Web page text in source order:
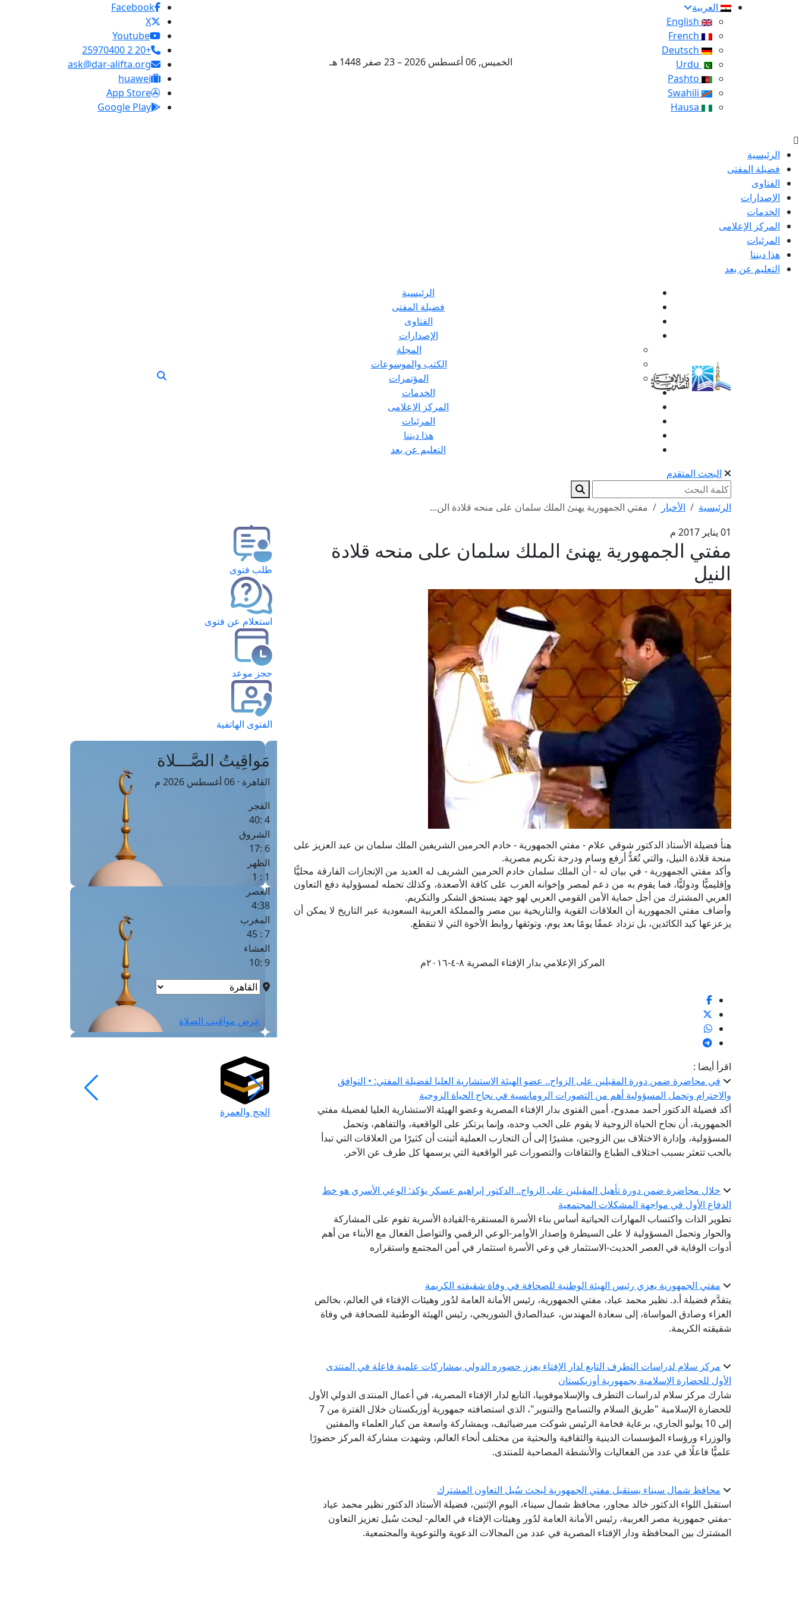
العربية
الخميس, 06 أغسطس 2026 – 23 صفر 1448 هـ
Facebook
X
Youtube
+20 2 25970400
ask@dar-alifta.org
huawei
App Store
Google Play
الرئيسية
فضيلة المفتى
الفتاوى
الإصدارات
الخدمات
المركز الإعلامى
المرئيات
هذا ديننا
التعليم عن بعد
الرئيسية
فضيلة المفتى
الفتاوى
الإصدارات
المجلة
الكتب والموسوعات
المؤتمرات
الخدمات
المركز الإعلامى
المرئيات
هذا ديننا
التعليم عن بعد
البحث المتقدم
الرئيسية الأخبار
مفتي الجمهورية يهنئ الملك سلمان على منحه قلادة الن...
01 يناير 2017 م
مفتي الجمهورية يهنئ الملك سلمان على منحه قلادة
النيل
هنأ فضيلة الأستاذ الدكتور شوقي علام - مفتي الجمهورية - خادم الحرمين الشريفين الملك سلمان بن عبد العزيز على
منحة قلادة النيل، والتي تُعَدُّ أرفع وسام ودرجة تكريم مصرية.
وأكد مفتي الجمهورية - في بيان له - أن الملك سلمان خادم الحرمين الشريف له العديد من الإنجازات الفارقة محليًّا
وإقليميًّا ودوليًّا، فما يقوم به من دعم لمصر وإخوانه العرب على كافة الأصعدة، وكذلك تحمله لمسؤولية دفع التعاون
العربي المشترك من أجل حماية الأمن القومي العربي لهو جهد يستحق الشكر والتكريم.
وأضاف مفتي الجمهورية أن العلاقات القوية والتاريخية بين مصر والمملكة العربية السعودية عبر التاريخ لا يمكن أن
يزعزعها كيد الكائدين، بل تزداد عمقًا يومًا بعد يوم، وتوثقها روابط الأخوة التي لا تنقطع.
المركز الإعلامي بدار الإفتاء المصرية ٨-٤-٢٠١٦م
اقرأ أيضا :
في محاضرة ضمن دورة المقبلين على الزواج.. عضو الهيئة الاستشارية العليا لفضيلة المفتي: • التوافق
والاحترام وتحمل المسؤولية أهم من التصورات الرومانسية في نجاح الحياة الزوجية
أكد فضيلة الدكتور أحمد ممدوح، أمين الفتوى بدار الإفتاء المصرية وعضو الهيئة الاستشارية العليا لفضيلة مفتي
الجمهورية، أن نجاح الحياة الزوجية لا يقوم على الحب وحده، وإنما يرتكز على الواقعية، والتفاهم، وتحمل
المسؤولية، وإدارة الاختلاف بين الزوجين، مشيرًا إلى أن التجارب العملية أثبتت أن كثيرًا من العلاقات التي تبدأ
بالحب تتعثر بسبب اختلاف الطباع والثقافات والتصورات غير الواقعية التي يرسمها كل طرف عن الآخر.
خلال محاضرة ضمن دورة تأهيل المقبلين على الزواج.. الدكتور إبراهيم عسكر يؤكد: الوعي الأسري هو خط
الدفاع الأول في مواجهة المشكلات المجتمعية
تطوير الذات واكتساب المهارات الحياتية أساس بناء الأسرة المستقرة-القيادة الأسرية تقوم على المشاركة
والحوار وتحمل المسؤولية لا على السيطرة وإصدار الأوامر-الوعي الرقمي والتواصل الفعال مع الأبناء من أهم
أدوات الوقاية في العصر الحديث-الاستثمار في وعي الأسرة استثمار في أمن المجتمع واستقراره
مفتي الجمهورية يعزي رئيس الهيئة الوطنية للصحافة في وفاة شقيقته الكريمة
يتقدَّم فضيلة أ.د. نظير محمد عياد، مفتي الجمهورية، رئيس الأمانة العامة لدُور وهيئات الإفتاء في العالم، بخالص
العزاء وصادق المواساة، إلى سعادة المهندس، عبدالصادق الشوربجي، رئيس الهيئة الوطنية للصحافة في وفاة
شقيقته الكريمة.
مركز سلام لدراسات التطرف التابع لدار الإفتاء يعزز حضوره الدولي بمشاركات علمية فاعلة في المنتدى
الأول للحضارة الإسلامية بجمهورية أوزبكستان
شارك مركز سلام لدراسات التطرف والإسلاموفوبيا، التابع لدار الإفتاء المصرية، في أعمال المنتدى الدولي الأول
للحضارة الإسلامية "طريق السلام والتسامح والتنوير"، الذي استضافته جمهورية أوزبكستان خلال الفترة من 7
إلى 10 يوليو الجاري، برعاية فخامة الرئيس شوكت ميرضيائيف، وبمشاركة واسعة من كبار العلماء والمفتين
والوزراء ورؤساء المؤسسات الدينية والثقافية والبحثية من مختلف أنحاء العالم، وشهدت مشاركة المركز حضورًا
علميًّا فاعلًا في عدد من الفعاليات والأنشطة المصاحبة للمنتدى.
محافظ شمال سيناء يستقبل مفتي الجمهورية لبحث سُبل التعاون المشترك
استقبل اللواء الدكتور خالد مجاور، محافظ شمال سيناء، اليوم الإثنين، فضيلة الأستاذ الدكتور نظير محمد عياد
-مفتي جمهورية مصر العربية، رئيس الأمانة العامة لدُور وهيئات الإفتاء في العالم- لبحث سُبل تعزيز التعاون
المشترك بين المحافظة ودار الإفتاء المصرية في عدد من المجالات الدعوية والتوعوية والمجتمعية.
طلب فتوى
استعلام عن فتوى
حجز موعد
الفتوى الهاتفية
مَواقِيتُ الصَّـــلاة
القاهرة · 06 أغسطس 2026 م
الفجر
4 :40
الشروق
6 :17
الظهر
1 : 1
العصر
4:38
المغرب
7 : 45
العشاء
9 :10
عرض مواقيت الصلاة
الحج والعمرة